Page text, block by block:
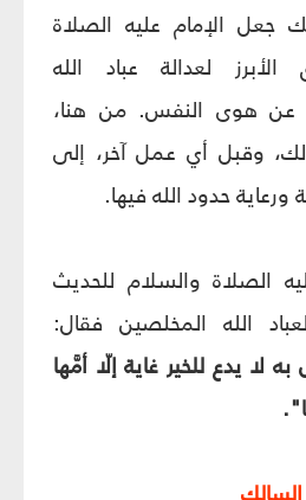
جعل الإمام عليه الصلاة
لعدالة عباد الله
عن هوى النفس. من هنا،
وقبل أي عمل آخر، إلى
حدود الله فيها.
الصلاة والسلام للحديث
الله المخلصين فقال:
يدع للخير غاية إلّا أمَّها